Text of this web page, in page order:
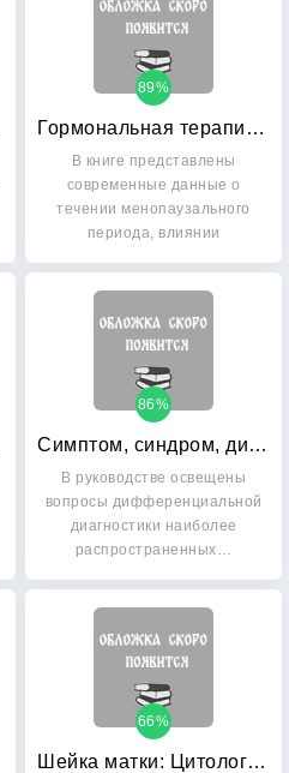
Гормональная терапия в пери- и постменопаузе
89%
В книге представлены
современные данные о
течении менопаузального
периода, влиянии
Симптом, синдром, диагноз: Дифференциальная диагностика в гинекологии. Руководство
86%
В руководстве освещены
вопросы дифференциальной
диагностики наиболее
распространенных…
Шейка матки: Цитологический атлас
66%